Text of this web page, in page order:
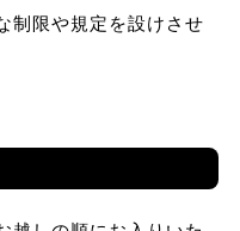
制限や規定を設けさせ